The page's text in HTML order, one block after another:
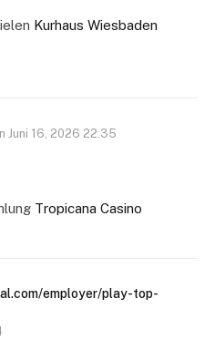
Kurhaus Wiesbaden
Juni 16, 2026 22:35
Tropicana Casino
employer/play-top-